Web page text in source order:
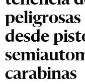
desde
carabinas